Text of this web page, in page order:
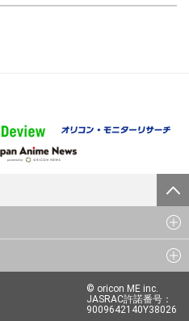
© oricon ME inc.
JASRAC許諾番号：
9009642140Y38026